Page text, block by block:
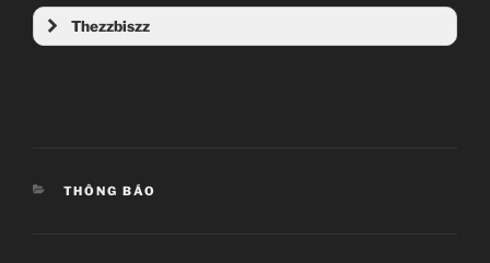
Thezzbiszz
CATEGORIES
THÔNG BÁO